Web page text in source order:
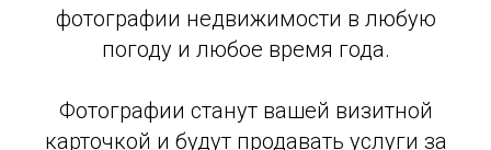
фотографии недвижимости в любую
погоду и любое время года.
Фотографии станут вашей визитной
карточкой и будут продавать услуги за